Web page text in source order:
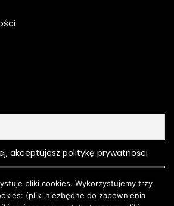
akceptujesz politykę prywatności
pliki cookies. Wykorzystujemy trzy
(pliki niezbędne do zapewnienia